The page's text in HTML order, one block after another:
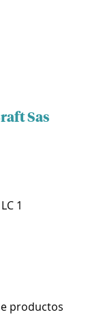
Sas
1
productos